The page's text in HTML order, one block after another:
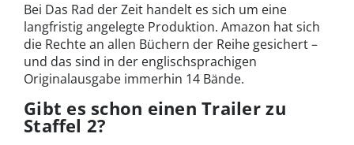
Bei Das Rad der Zeit handelt es sich um eine
langfristig angelegte Produktion. Amazon hat sich
die Rechte an allen Büchern der Reihe gesichert –
und das sind in der englischsprachigen
Originalausgabe immerhin 14 Bände.
Gibt es schon einen Trailer zu
Staffel 2?